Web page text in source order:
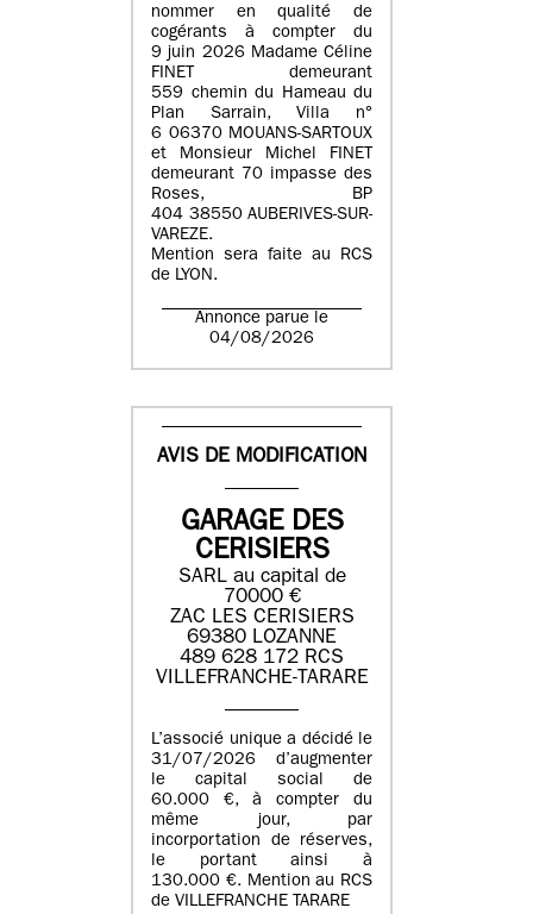
nommer en qualité de
cogérants à compter du
9 juin 2026 Madame Céline
FINET demeurant
559 chemin du Hameau du
Plan Sarrain, Villa n°
6 06370 MOUANS-SARTOUX
et Monsieur Michel FINET
demeurant 70 impasse des
Roses, BP
404 38550 AUBERIVES-SUR-
VAREZE.
Mention sera faite au RCS
de LYON.
Annonce parue le
04/08/2026
AVIS DE MODIFICATION
GARAGE DES
CERISIERS
SARL au capital de
70000 €
ZAC LES CERISIERS
69380 LOZANNE
489 628 172 RCS
VILLEFRANCHE-TARARE
L’associé unique a décidé le
31/07/2026 d’augmenter
le capital social de
60.000 €, à compter du
même jour, par
incorportation de réserves,
le portant ainsi à
130.000 €. Mention au RCS
de VILLEFRANCHE TARARE